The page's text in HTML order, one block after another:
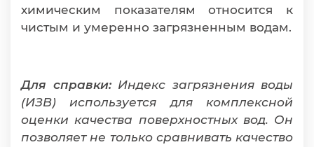
химическим показателям относится к
чистым и умеренно загрязненным водам.
Для справки:Индекс загрязнения воды
(ИЗВ) используется для комплексной
оценки качества поверхностных вод. Он
позволяет не только сравнивать качество